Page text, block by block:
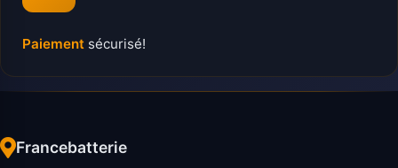
Paiement sécurisé!
Francebatterie